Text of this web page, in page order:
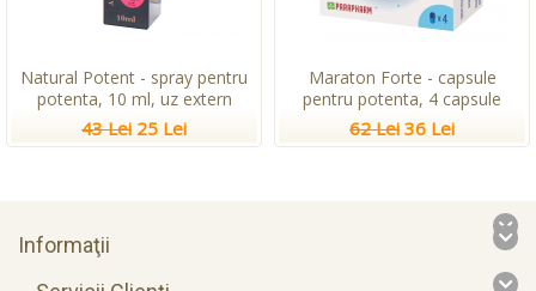
Natural Potent - spray pentru
potenta, 10 ml, uz extern
43 Lei 25 Lei
Maraton Forte - capsule
pentru potenta, 4 capsule
62 Lei 36 Lei
Informaţii